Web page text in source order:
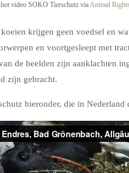
video SOKO Tierschutz viaAnimal
krijgen geen voedsel en
en voortgesleept met
de beelden zijn aanklachten
zijn gebracht.
hieronder, die in